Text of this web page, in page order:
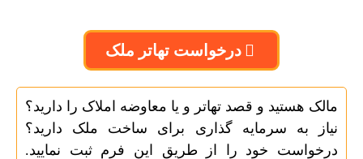
درخواست تهاتر ملک
مالک هستید و قصد تهاتر و یا معاوضه املاک را دارید؟
نیاز به سرمایه گذاری برای ساخت ملک دارید؟
درخواست خود را از طریق این فرم ثبت نمایید.